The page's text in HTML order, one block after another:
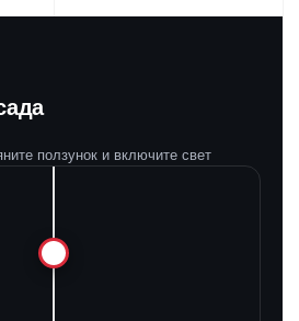
ползунок и включите свет